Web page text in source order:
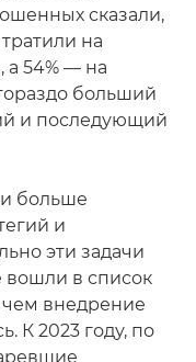
сказали,
на
а 54% — на
больший
и последующий
больше
и
эти задачи
вошли в список
чем внедрение
К 2023 году, по